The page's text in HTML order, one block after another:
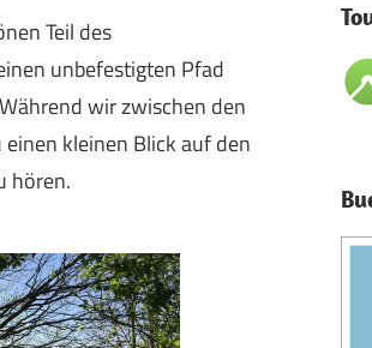
Teil des
unbefestigten Pfad
wir zwischen den
kleinen Blick auf den
hören.